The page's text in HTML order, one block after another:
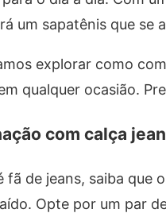
um sapatênis que se
explorar como
qualquer ocasião.
com calça
fã de jeans, saiba que
Opte por um par